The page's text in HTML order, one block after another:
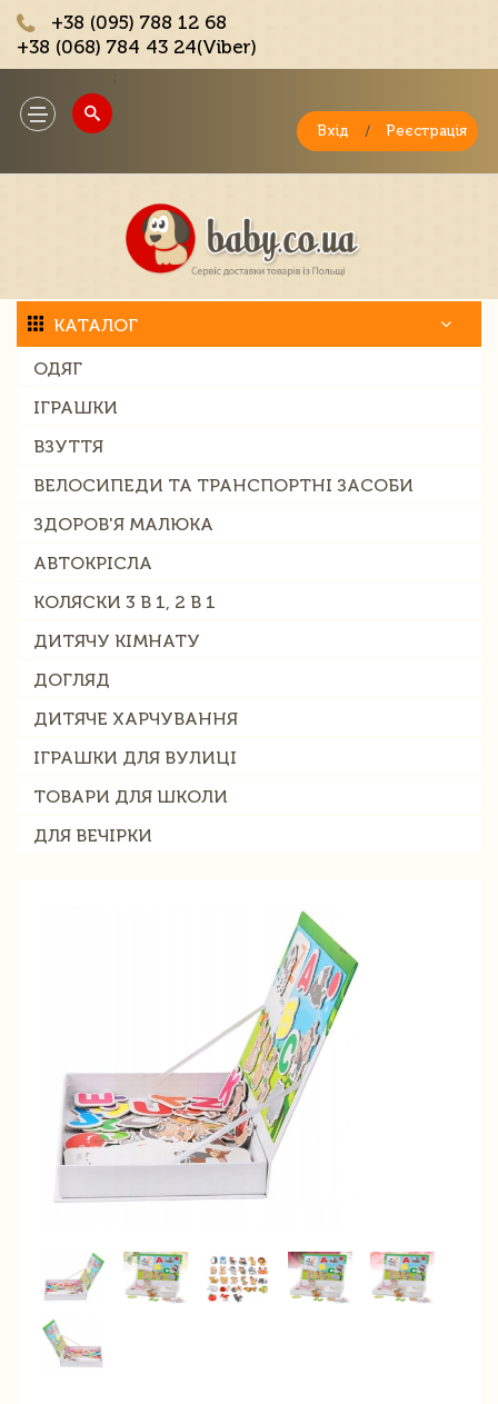
+38 (095) 788 12 68
+38 (068) 784 43 24(Viber)
Toggle
navigation
Вхід / Реєстрація
КАТАЛОГ
ОДЯГ
ІГРАШКИ
ВЗУТТЯ
ВЕЛОСИПЕДИ ТА ТРАНСПОРТНІ ЗАСОБИ
ЗДОРОВ'Я МАЛЮКА
АВТОКРІСЛА
КОЛЯСКИ 3 В 1, 2 В 1
ДИТЯЧУ КІМНАТУ
ДОГЛЯД
ДИТЯЧЕ ХАРЧУВАННЯ
ІГРАШКИ ДЛЯ ВУЛИЦІ
ТОВАРИ ДЛЯ ШКОЛИ
ДЛЯ ВЕЧІРКИ